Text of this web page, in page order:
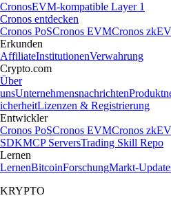
CronosEVM-kompatible Layer 1
Cronos entdecken
Cronos PoSCronos EVMCronos
Erkunden
AffiliateInstitutionenVerwahrung
Crypto.com
Über
unsUnternehmensnachrichten
icherheitLizenzen & Registrierung
Entwickler
Cronos PoSCronos EVMCronos
SDKMCP ServersTrading Skill Repo
Lernen
LernenBitcoinForschungMarkt-
KRYPTO